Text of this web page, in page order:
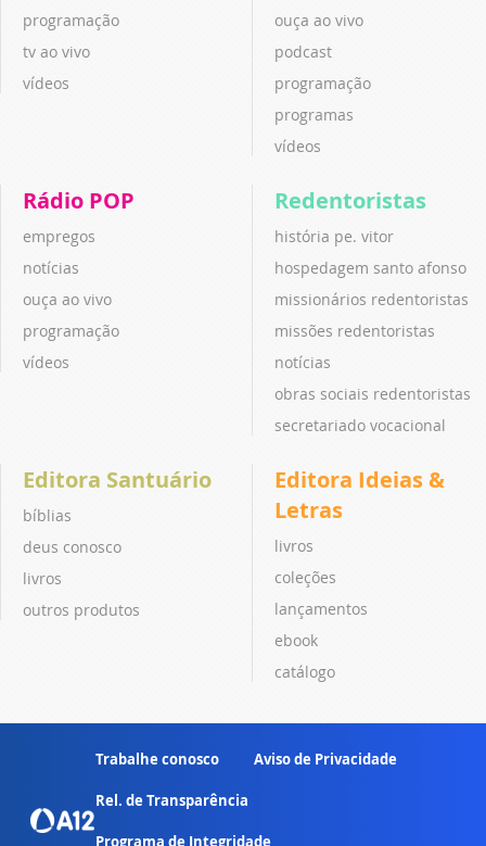
programação
tv ao vivo
vídeos
ouça ao vivo
podcast
programação
programas
vídeos
Rádio POP
empregos
notícias
ouça ao vivo
programação
vídeos
Redentoristas
história pe. vitor
hospedagem santo afonso
missionários redentoristas
missões redentoristas
notícias
obras sociais redentoristas
secretariado vocacional
Editora Santuário
bíblias
deus conosco
livros
outros produtos
Editora Ideias &
Letras
livros
coleções
lançamentos
ebook
catálogo
Trabalhe conosco Aviso de Privacidade
Rel. de Transparência
Programa de Integridade